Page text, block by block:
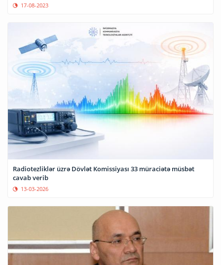
17-08-2023
Radiotezliklər üzrə Dövlət Komissiyası 33 müraciətə müsbət
cavab verib
13-03-2026